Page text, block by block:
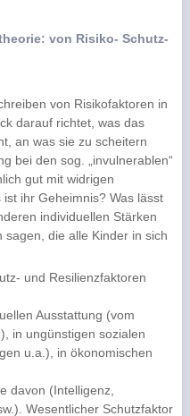
von Risiko- Schutz-
von Risikofaktoren in
darauf richtet, was das
an was sie zu scheitern
bei den sog. „invulnerablen“
gut mit widrigen
ihr Geheimnis? Was lässt
individuellen Stärken
die alle Kinder in sich
und Resilienzfaktoren
Ausstattung (vom
in ungünstigen sozialen
u.a.), in ökonomischen
davon (Intelligenz,
Wesentlicher Schutzfaktor